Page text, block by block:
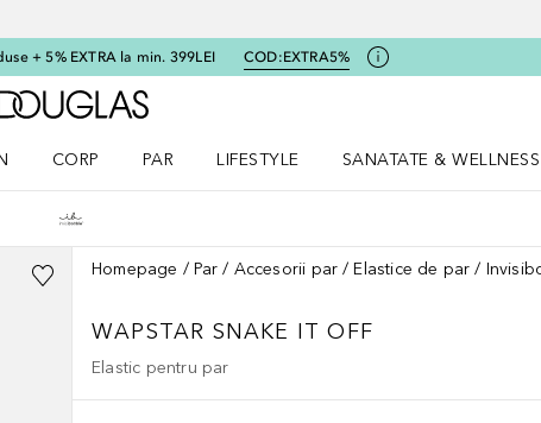
+ 5% EXTRA la min. 399LEI COD:EXTRA5%
Către pagina principală Douglas
CORP
PAR
LIFESTYLE
SANATATE & WELLNESS
Homepage Par Accesorii par Elastice de par
WAPSTAR SNAKE IT OFF
Elastic pentru par